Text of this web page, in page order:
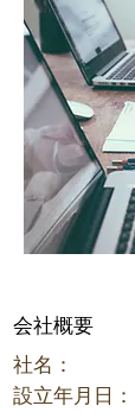
​会社概要
社名：
設立年月日：